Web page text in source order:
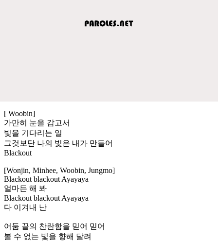
[ Woobin]
가만히 눈을 감고서
빛을 기다리는 일
그것보단 나의 빛은 내가 만들어
Blackout
[Wonjin, Minhee, Woobin, Jungmo]
Blackout blackout Ayayaya
얼마든 해 봐
Blackout blackout Ayayaya
다 이겨내 난
어둠 끝의 찬란함을 믿어 믿어
볼 수 없는 빛을 향해 달려